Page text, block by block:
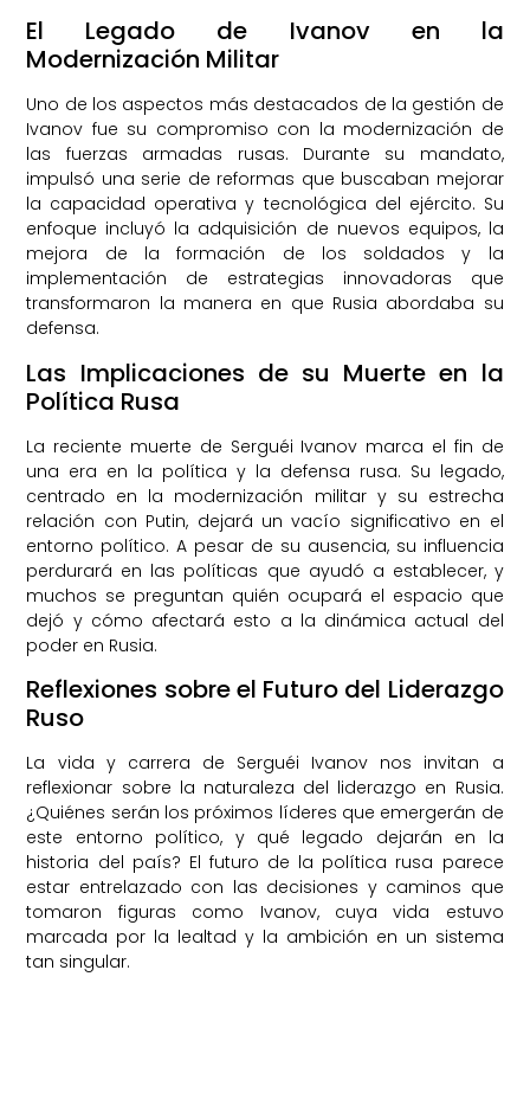
El Legado de Ivanov en la
Modernización Militar
Uno de los aspectos más destacados de la gestión de
Ivanov fue su compromiso con la modernización de
las fuerzas armadas rusas. Durante su mandato,
impulsó una serie de reformas que buscaban mejorar
la capacidad operativa y tecnológica del ejército. Su
enfoque incluyó la adquisición de nuevos equipos, la
mejora de la formación de los soldados y la
implementación de estrategias innovadoras que
transformaron la manera en que Rusia abordaba su
defensa.
Las Implicaciones de su Muerte en la
Política Rusa
La reciente muerte de Serguéi Ivanov marca el fin de
una era en la política y la defensa rusa. Su legado,
centrado en la modernización militar y su estrecha
relación con Putin, dejará un vacío significativo en el
entorno político. A pesar de su ausencia, su influencia
perdurará en las políticas que ayudó a establecer, y
muchos se preguntan quién ocupará el espacio que
dejó y cómo afectará esto a la dinámica actual del
poder en Rusia.
Reflexiones sobre el Futuro del Liderazgo
Ruso
La vida y carrera de Serguéi Ivanov nos invitan a
reflexionar sobre la naturaleza del liderazgo en Rusia.
¿Quiénes serán los próximos líderes que emergerán de
este entorno político, y qué legado dejarán en la
historia del país? El futuro de la política rusa parece
estar entrelazado con las decisiones y caminos que
tomaron figuras como Ivanov, cuya vida estuvo
marcada por la lealtad y la ambición en un sistema
tan singular.